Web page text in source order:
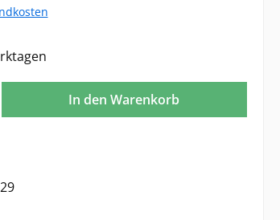
Wert ein oder benutze die
In den Warenkorb